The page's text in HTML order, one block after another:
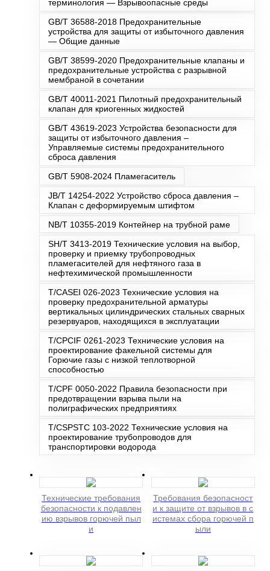
терминология — Взрывоопасные среды
GB/T 36588-2018 Предохранительные
устройства для защиты от избыточного давления
— Общие данные
GB/T 38599-2020 Предохранительные клапаны и
предохранительные устройства с разрывной
мембраной в сочетании
GB/T 40011-2021 Пилотный предохранительный
клапан для криогенных жидкостей
GB/T 43619-2023 Устройства безопасности для
защиты от избыточного давления –
Управляемые системы предохранительного
сброса давления
GB/T 5908-2024 Пламегаситель
JB/T 14254-2022 Устройство сброса давления –
Клапан с деформируемым штифтом
NB/T 10355-2019 Контейнер на трубной раме
SH/T 3413-2019 Технические условия на выбор,
проверку и приемку трубопроводных
пламегасителей для нефтяного газа в
нефтехимической промышленности
T/CASEI 026-2023 Технические условия на
проверку предохранительной арматуры
вертикальных цилиндрических стальных сварных
резервуаров, находящихся в эксплуатации
T/CPCIF 0261-2023 Технические условия на
проектирование факельной системы для
Горючие газы с низкой теплотворной
способностью
T/CPF 0050-2022 Правила безопасности при
предотвращении взрыва пыли на
полиграфических предприятиях
T/CSPSTC 103-2022 Технические условия на
проектирование трубопроводов для
транспортировки водорода
Технические требования
безопасности к подавлен
ию взрывов горючей пыл
и
Требования безопасност
и к защите от взрывов в с
истемах сбора горючей п
ыли